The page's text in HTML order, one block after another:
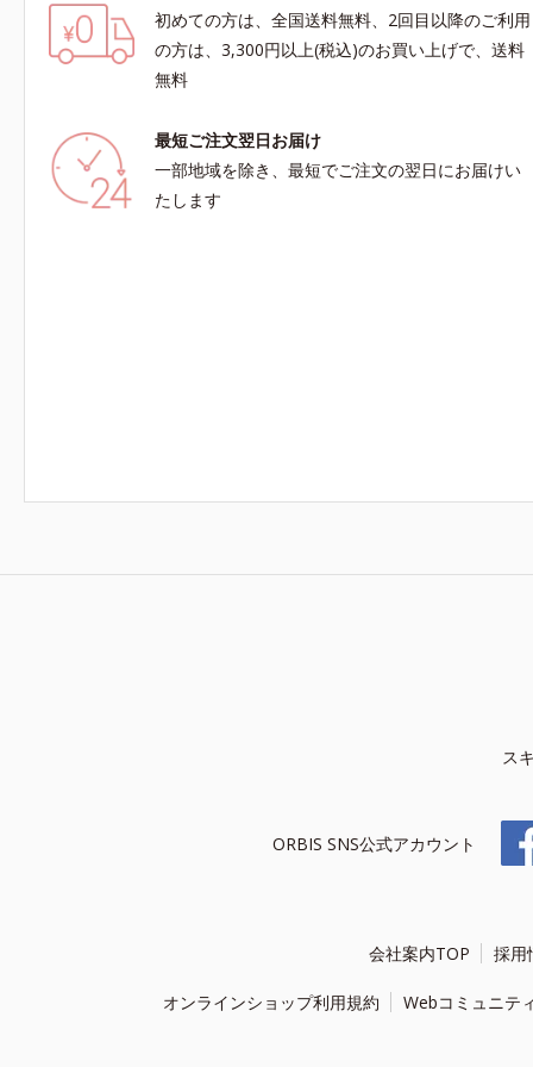
初めての方は、全国送料無料、2回目以降のご利用
の方は、3,300円以上(税込)のお買い上げで、送料
無料
最短ご注文翌日お届け
一部地域を除き、最短でご注文の翌日にお届けい
たします
ス
ORBIS SNS公式アカウント
会社案内TOP 採用
オンラインショップ利用規約 Webコミュニテ